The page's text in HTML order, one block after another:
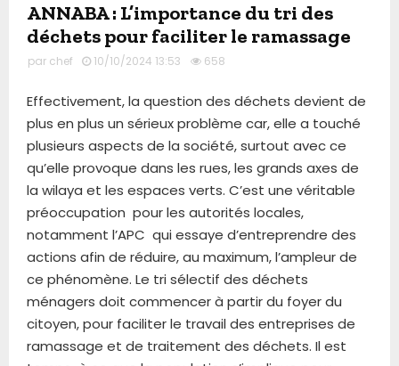
ANNABA : L’importance du tri des
déchets pour faciliter le ramassage
par chef 10/10/2024 13:53 658
Effectivement, la question des déchets devient de
plus en plus un sérieux problème car, elle a touché
plusieurs aspects de la société, surtout avec ce
qu’elle provoque dans les rues, les grands axes de
la wilaya et les espaces verts. C’est une véritable
préoccupation pour les autorités locales,
notamment l’APC qui essaye d’entreprendre des
actions afin de réduire, au maximum, l’ampleur de
ce phénomène. Le tri sélectif des déchets
ménagers doit commencer à partir du foyer du
citoyen, pour faciliter le travail des entreprises de
ramassage et de traitement des déchets. Il est